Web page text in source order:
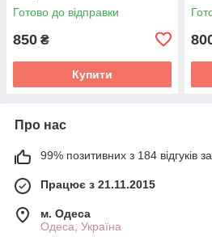
Готово до відправки
850 ₴
Купити
Про нас
99% позитивних з 184 відгуків за
Працює з 21.11.2015
м. Одеса
Одеса, Україна